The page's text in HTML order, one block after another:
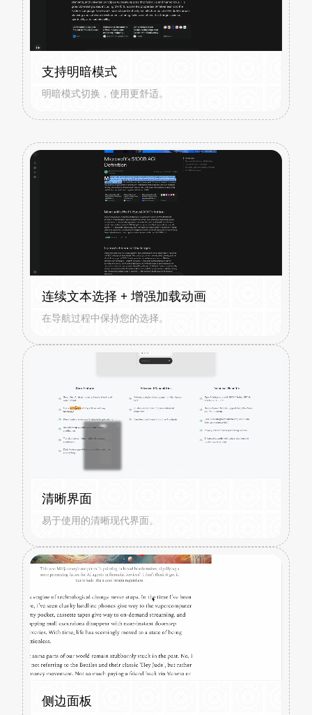
支持明暗模式
明暗模式切换，使用更舒适。
连续文本选择 + 增强加载动画
在导航过程中保持您的选择。
清晰界面
易于使用的清晰现代界面。
侧边面板